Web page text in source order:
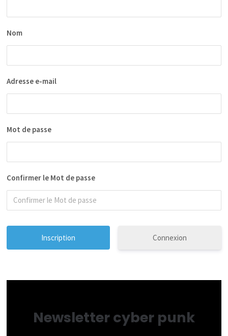
Nom
Adresse e-mail
Mot de passe
Confirmer le Mot de passe
Connexion
Newsletter cyber punk